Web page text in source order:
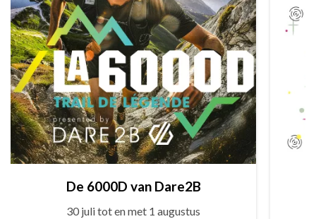
De 6000D van Dare2B
30 juli tot en met 1 augustus